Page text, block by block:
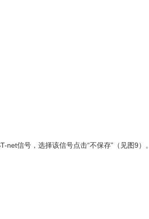
信号，选择该信号点击“不保存”（见图9）。